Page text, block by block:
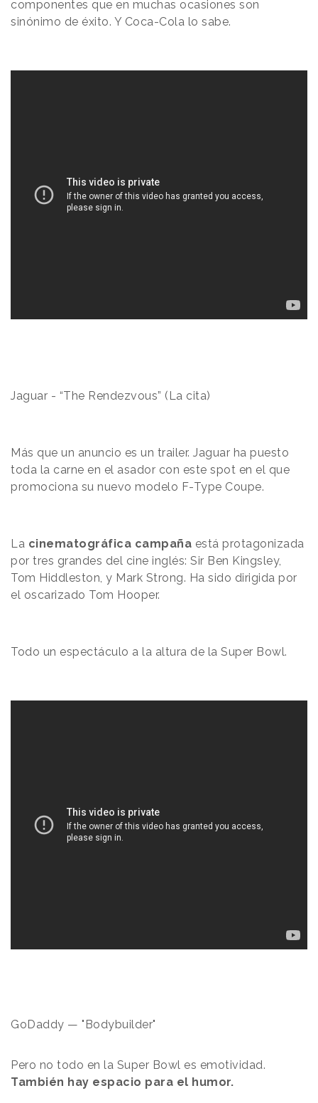
componentes que en muchas ocasiones son
sinónimo de éxito. Y Coca-Cola lo sabe.
Jaguar - “The Rendezvous” (La cita)
Más que un anuncio es un trailer. Jaguar ha puesto
toda la carne en el asador con este spot en el que
promociona su nuevo modelo F-Type Coupe.
La cinematográfica campaña está protagonizada
por tres grandes del cine inglés: Sir Ben Kingsley,
Tom Hiddleston, y Mark Strong. Ha sido dirigida por
el oscarizado Tom Hooper.
Todo un espectáculo a la altura de la Super Bowl.
GoDaddy — "Bodybuilder"
Pero no todo en la Super Bowl es emotividad.
También hay espacio para el humor.